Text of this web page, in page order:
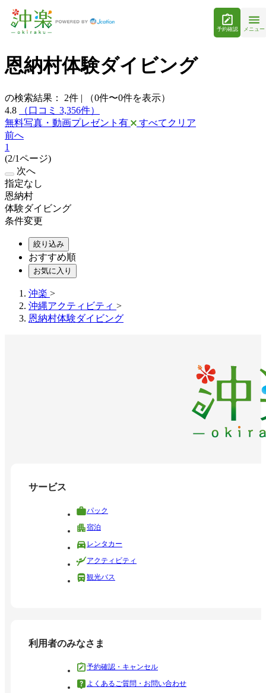
予約確認 メニュー
恩納村体験ダイビング
の検索結果： 2件 |
（0件〜0件を表示）
4.8
（口コミ 3,356件）
無料写真・動画プレゼント有
すべてクリア
前へ
1
(2/1ページ)
次へ
指定なし
恩納村
体験ダイビング
条件変更
絞り込み
おすすめ順
お気に入り
沖楽 >
沖縄アクティビティ >
恩納村体験ダイビング
サービス
パック
宿泊
レンタカー
アクティビティ
観光バス
利用者のみなさま
予約確認・キャンセル
よくあるご質問・お問い合わせ